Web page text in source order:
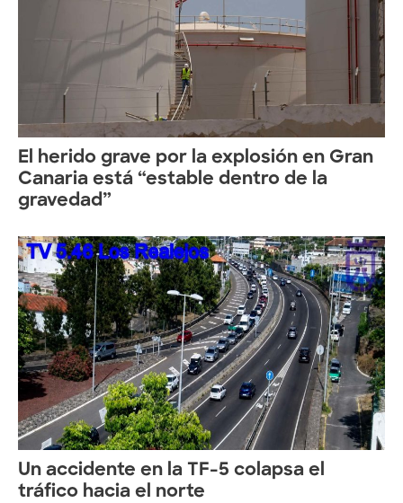
El herido grave por la explosión en Gran
Canaria está “estable dentro de la
gravedad”
Un accidente en la TF-5 colapsa el
tráfico hacia el norte